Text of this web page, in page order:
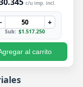
c/u imp. incl.
+
Sub: $1.517.250
al carrito